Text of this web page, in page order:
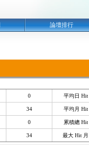
論壇排行
0 平均日 Hit
34 平均月 Hit
0 累積總 Hit
34 最大 Hit 月